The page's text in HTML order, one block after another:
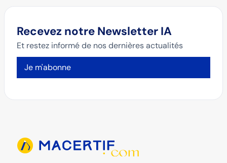
Recevez notre Newsletter IA
Et restez informé de nos dernières actualités
Je m'abonne